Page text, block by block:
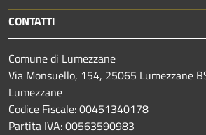
CONTATTI
Comune di Lumezzane
Via Monsuello, 154, 25065 Lumezzane
Lumezzane
Codice Fiscale: 00451340178
Partita IVA: 00563590983